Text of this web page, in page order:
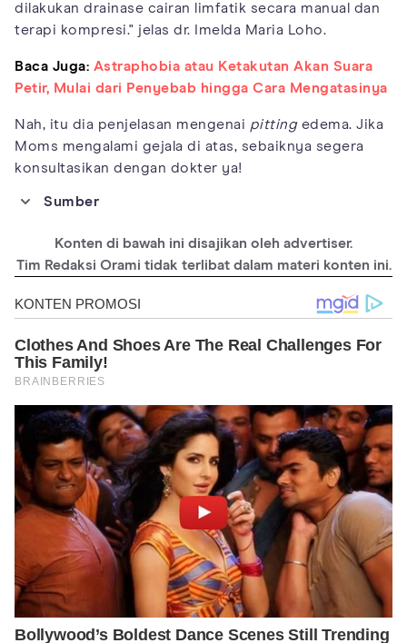
dilakukan drainase cairan limfatik secara manual dan
terapi kompresi." jelas dr. Imelda Maria Loho.
Baca Juga: Astraphobia atau Ketakutan Akan Suara
Petir, Mulai dari Penyebab hingga Cara Mengatasinya
Nah, itu dia penjelasan mengenai pittingedema. Jika
Moms mengalami gejala di atas, sebaiknya segera
konsultasikan dengan dokter ya!
Sumber
https://www.ncbi.nlm.nih.gov/books/NBK537065/
https://www.webmd.com/heart-disease/pitting-edema
g-a-doctor
https://americanpregnancy.org/pregnancy-health/swelling-
during-pregnancy/
Konten di bawah ini disajikan oleh advertiser.
Tim Redaksi Orami tidak terlibat dalam materi konten ini.